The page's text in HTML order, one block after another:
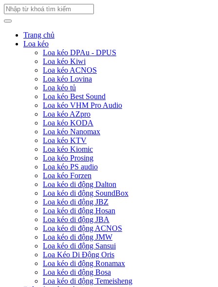
Trang chủ
Loa kéo
Loa kéo DPAu - DPUS
Loa kéo Kiwi
Loa kéo ACNOS
Loa kéo Lovina
Loa kéo tủ
Loa kéo Best Sound
Loa kéo VHM Pro Audio
Loa kéo AZpro
Loa kéo KODA
Loa kéo Nanomax
Loa kéo KTV
Loa kéo Kiomic
Loa kéo Prosing
Loa kéo PS audio
Loa kéo Forzen
Loa kéo di động Dalton
Loa kéo di động SoundBox
Loa kéo di động JBZ
Loa kéo di động Hosan
Loa kéo di động JBA
Loa kéo di động ACNOS
Loa kéo di động JMW
Loa kéo di động Sansui
Loa Kéo Di Động Oris
Loa kéo di động Ronamax
Loa kéo di động Bosa
Loa kéo di động Temeisheng